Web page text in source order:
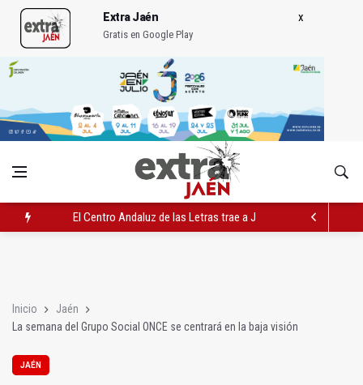
Extra Jaén
Gratis en Google Play
El Centro Andaluz de las Letras trae a Jaén al filósofo Omar
Inicio
Jaén
La semana del Grupo Social ONCE se centrará en la baja visión
JAÉN